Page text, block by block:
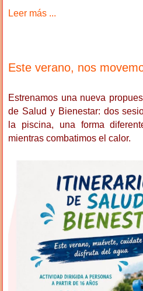
Leer más ...
Este verano, nos
Estrenamos una nueva
de Salud y Bienestar: dos
la piscina, una forma
mientras combatimos el calor.